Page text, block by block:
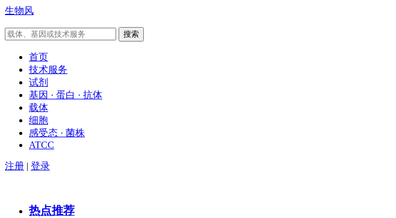
生物风
首页
技术服务
试剂
基因 · 蛋白 · 抗体
载体
细胞
感受态 · 菌株
ATCC
注册 | 登录
热点推荐